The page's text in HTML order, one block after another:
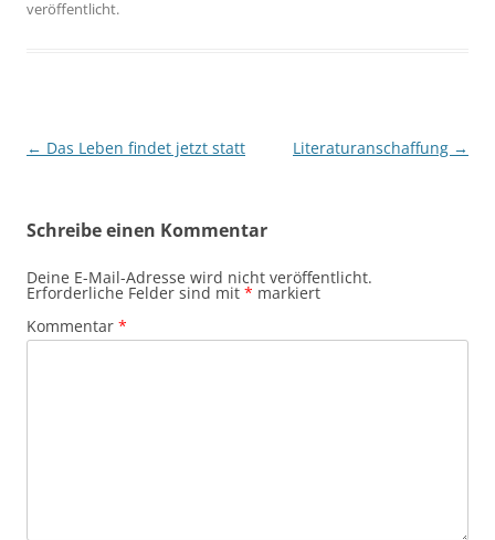
veröffentlicht.
Beitragsnavigation
← Das Leben findet jetzt statt Literaturanschaffung →
Schreibe einen Kommentar
Deine E-Mail-Adresse wird nicht veröffentlicht.
Erforderliche Felder sind mit * markiert
Kommentar *